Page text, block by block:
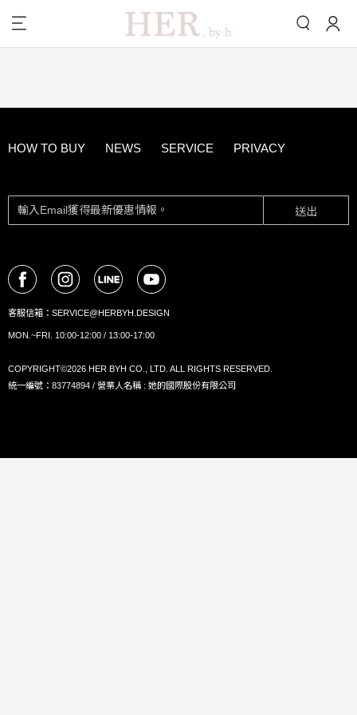
HOW TO BUY NEWS SERVICE PRIVACY
送出
客服信箱： SERVICE@HERBYH.DESIGN
MON.~FRI. 10:00-12:00 / 13:00-17:00
COPYRIGHT©2026 HER BYH CO., LTD. ALL RIGHTS RESERVED.
統一編號：83774894 / 營業人名稱 : 她的國際股份有限公司